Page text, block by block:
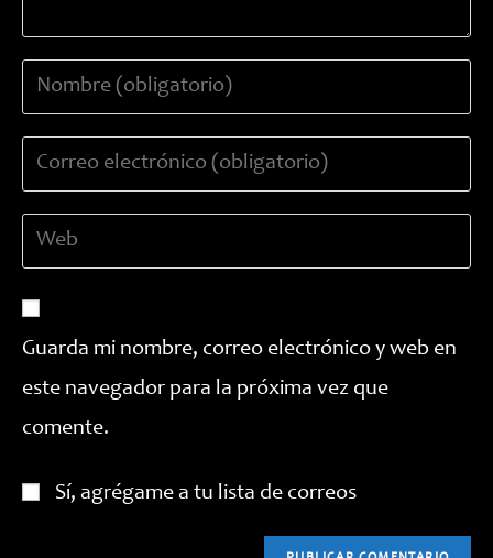
usuario
para
de
para
comentar
(opcional)
Guarda mi nombre, correo electrónico y web en
este navegador para la próxima vez que
comente.
Sí, agrégame a tu lista de correos